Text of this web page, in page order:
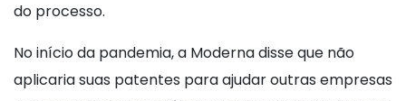
do processo.
No início da pandemia, a Moderna disse que não
aplicaria suas patentes para ajudar outras empresas